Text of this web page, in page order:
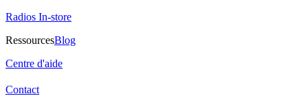
Radios In-store
RessourcesBlog
Centre d'aide
Contact